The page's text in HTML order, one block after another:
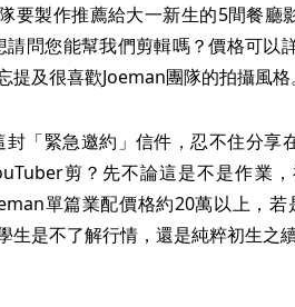
要製作推薦給大一新生的5間餐廳
請問您能幫我們剪輯嗎？價格可以
提及很喜歡Joeman團隊的拍攝風格。
封「緊急邀約」信件，忍不住分享
剪？先不論這是不是作業
單篇業配價格約20萬以上，
生是不了解行情，還是純粹初生之